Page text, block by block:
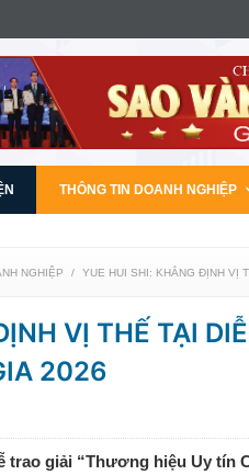
THÔNG TIN DOANH NGHIỆP
NGHIỆP YUE HUI SHI: KHẲNG ĐỊNH VỊ
VỊ THẾ TẠI
2026
trao giải “Thương hiệu Uy tín